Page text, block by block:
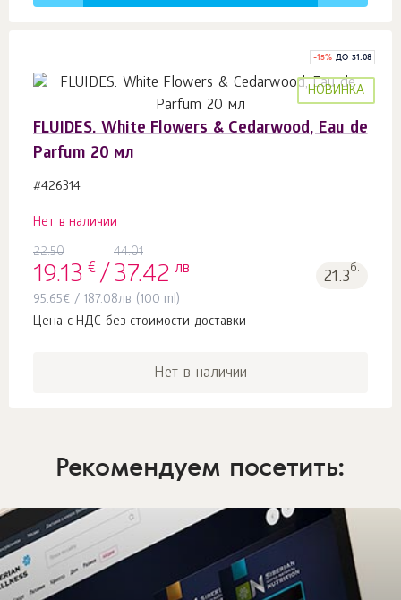
-15% ДО 31.08
НОВИНКА
FLUIDES. White Flowers & Cedarwood, Eau de
Parfum 20 мл
#426314
Нет в наличии
22.50
19.13 € /
44.01
37.42 лв 21.3б.
95.65€ /187.08лв (100 ml)
Цена с НДС без стоимости доставки
Нет в наличии
Рекомендуем посетить: